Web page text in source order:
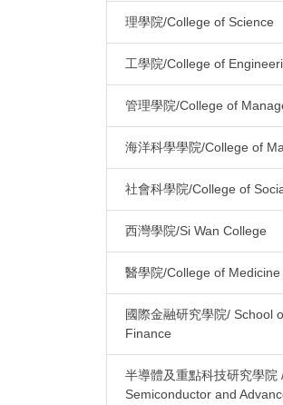
理學院/College of Science
工學院/College of
管理學院/College of
海洋科學學院/College of
社會科學院/College of
西灣學院/Si Wan College
醫學院/College of Medicine
國際金融研究學院/ School
Finance
半導體及重點科技研究學院
Semiconductor and